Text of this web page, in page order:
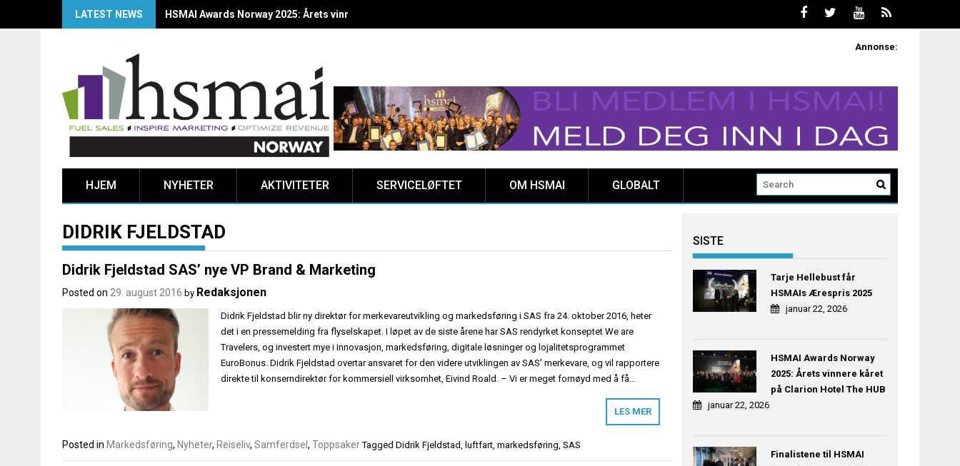
LATEST NEWS HSMAI Awards Norway 2025: Årets vinnere kåret på Clarion Hotel The HUB
Annonse:
HJEM NYHETER AKTIVITETER SERVICELØFTET OM HSMAI GLOBALT
DIDRIK FJELDSTAD
Didrik Fjeldstad SAS’ nye VP Brand & Marketing
Posted on 29. august 2016 by Redaksjonen
Didrik Fjeldstad blir ny direktør for merkevareutvikling og markedsføring i SAS fra 24. oktober 2016, heter
det i en pressemelding fra flyselskapet. I løpet av de siste årene har SAS rendyrket konseptet We are
Travelers, og investert mye i innovasjon, markedsføring, digitale løsninger og lojalitetsprogrammet
EuroBonus. Didrik Fjeldstad overtar ansvaret for den videre utviklingen av SAS’ merkevare, og vil rapportere
direkte til konserndirektør for kommersiell virksomhet, Eivind Roald. – Vi er meget fornøyd med å få…
LES MER
Posted in Markedsføring, Nyheter, Reiseliv, Samferdsel , Toppsaker Tagged Didrik Fjeldstad, luftfart, markedsføring, SAS
SISTE
Tarje Hellebust får
HSMAIs Ærespris 2025
januar 22, 2026
HSMAI Awards Norway
2025: Årets vinnere kåret
på Clarion Hotel The HUB
januar 22, 2026
Finalistene til HSMAI